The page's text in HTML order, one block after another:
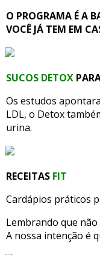
O PROGRAMA É A
VOCÊ JÁ TEM EM
SUCOS DETOX
Os estudos
LDL, o Detox
urina.
RECEITAS FIT
Cardápios práticos
Lembrando que não
A nossa intenção é